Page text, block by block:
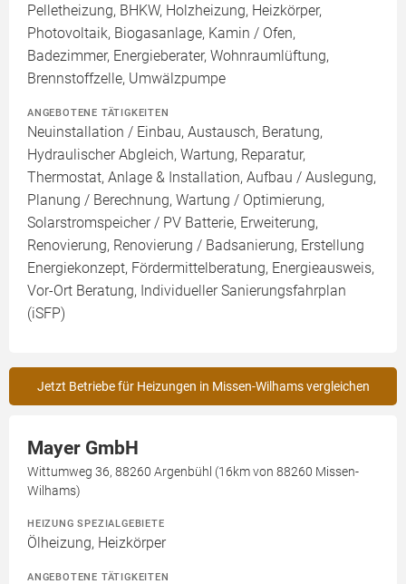
Pelletheizung, BHKW, Holzheizung, Heizkörper,
Photovoltaik, Biogasanlage, Kamin / Ofen,
Badezimmer, Energieberater, Wohnraumlüftung,
Brennstoffzelle, Umwälzpumpe
ANGEBOTENE TÄTIGKEITEN
Neuinstallation / Einbau, Austausch, Beratung,
Hydraulischer Abgleich, Wartung, Reparatur,
Thermostat, Anlage & Installation, Aufbau / Auslegung,
Planung / Berechnung, Wartung / Optimierung,
Solarstromspeicher / PV Batterie, Erweiterung,
Renovierung, Renovierung / Badsanierung, Erstellung
Energiekonzept, Fördermittelberatung, Energieausweis,
Vor-Ort Beratung, Individueller Sanierungsfahrplan
(iSFP)
Jetzt Betriebe für Heizungen in Missen-Wilhams vergleichen
Mayer GmbH
Wittumweg 36, 88260 Argenbühl (16km von 88260 Missen-
Wilhams)
HEIZUNG SPEZIALGEBIETE
Ölheizung, Heizkörper
ANGEBOTENE TÄTIGKEITEN